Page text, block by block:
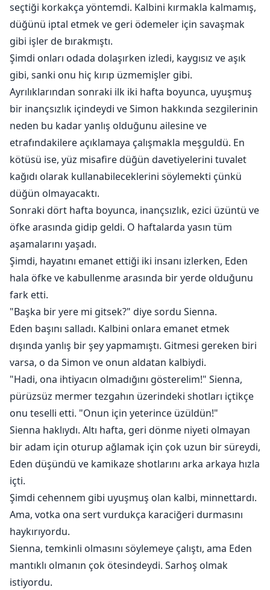
seçtiği korkakça yöntemdi. Kalbini kırmakla kalmamış,
düğünü iptal etmek ve geri ödemeler için savaşmak
gibi işler de bırakmıştı.
Şimdi onları odada dolaşırken izledi, kaygısız ve aşık
gibi, sanki onu hiç kırıp üzmemişler gibi.
Ayrılıklarından sonraki ilk iki hafta boyunca, uyuşmuş
bir inançsızlık içindeydi ve Simon hakkında sezgilerinin
neden bu kadar yanlış olduğunu ailesine ve
etrafındakilere açıklamaya çalışmakla meşguldü. En
kötüsü ise, yüz misafire düğün davetiyelerini tuvalet
kağıdı olarak kullanabileceklerini söylemekti çünkü
düğün olmayacaktı.
Sonraki dört hafta boyunca, inançsızlık, ezici üzüntü ve
öfke arasında gidip geldi. O haftalarda yasın tüm
aşamalarını yaşadı.
Şimdi, hayatını emanet ettiği iki insanı izlerken, Eden
hala öfke ve kabullenme arasında bir yerde olduğunu
fark etti.
"Başka bir yere mi gitsek?" diye sordu Sienna.
Eden başını salladı. Kalbini onlara emanet etmek
dışında yanlış bir şey yapmamıştı. Gitmesi gereken biri
varsa, o da Simon ve onun aldatan kalbiydi.
"Hadi, ona ihtiyacın olmadığını gösterelim!" Sienna,
pürüzsüz mermer tezgahın üzerindeki shotları içtikçe
onu teselli etti. "Onun için yeterince üzüldün!"
Sienna haklıydı. Altı hafta, geri dönme niyeti olmayan
bir adam için oturup ağlamak için çok uzun bir süreydi,
Eden düşündü ve kamikaze shotlarını arka arkaya hızla
içti.
Şimdi cehennem gibi uyuşmuş olan kalbi, minnettardı.
Ama, votka ona sert vurdukça karaciğeri durmasını
haykırıyordu.
Sienna, temkinli olmasını söylemeye çalıştı, ama Eden
mantıklı olmanın çok ötesindeydi. Sarhoş olmak
istiyordu.